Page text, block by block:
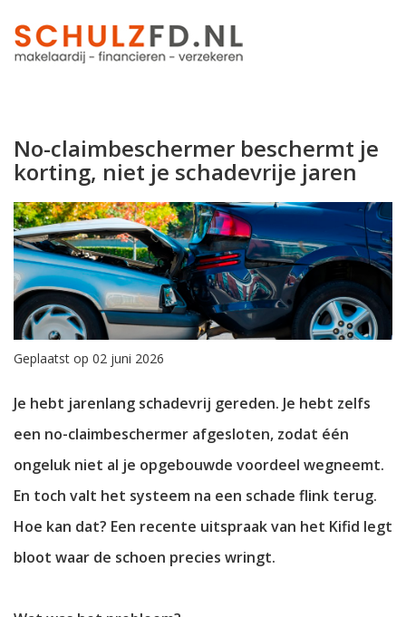
No-claimbeschermer beschermt je
korting, niet je schadevrije jaren
Geplaatst op 02 juni 2026
Je hebt jarenlang schadevrij gereden. Je hebt zelfs
een no-claimbeschermer afgesloten, zodat één
ongeluk niet al je opgebouwde voordeel wegneemt.
En toch valt het systeem na een schade flink terug.
Hoe kan dat? Een recente uitspraak van het Kifid legt
bloot waar de schoen precies wringt.